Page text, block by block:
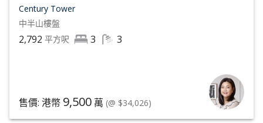
Century Tower
中半山樓盤
2,792 平方呎 3 3
售價: 港幣 9,500 萬 (@ $34,026)